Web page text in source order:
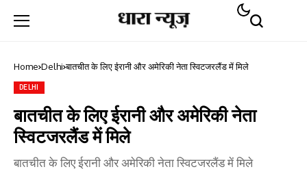
Home Delhi बातचीत के लिए ईरानी और अमेरिकी नेता स्विटजरलैंड में मिले
DELHI
बातचीत के लिए ईरानी और अमेरिकी नेता
स्विटजरलैंड में मिले
बातचीत के लिए ईरानी और अमेरिकी नेता स्विटजरलैंड में मिले